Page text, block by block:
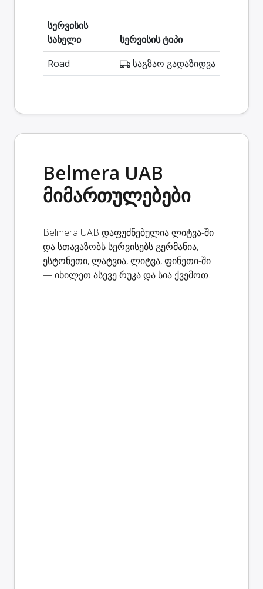
სერვისის
სახელი
სერვისის ტიპი
Road
საგზაო გადაზიდვა
Belmera UAB
მიმართულებები
Belmera UAB დაფუძნებულია ლიტვა-ში
და სთავაზობს სერვისებს გერმანია,
ესტონეთი, ლატვია, ლიტვა, ფინეთი-ში
— იხილეთ ასევე რუკა და სია ქვემოთ.